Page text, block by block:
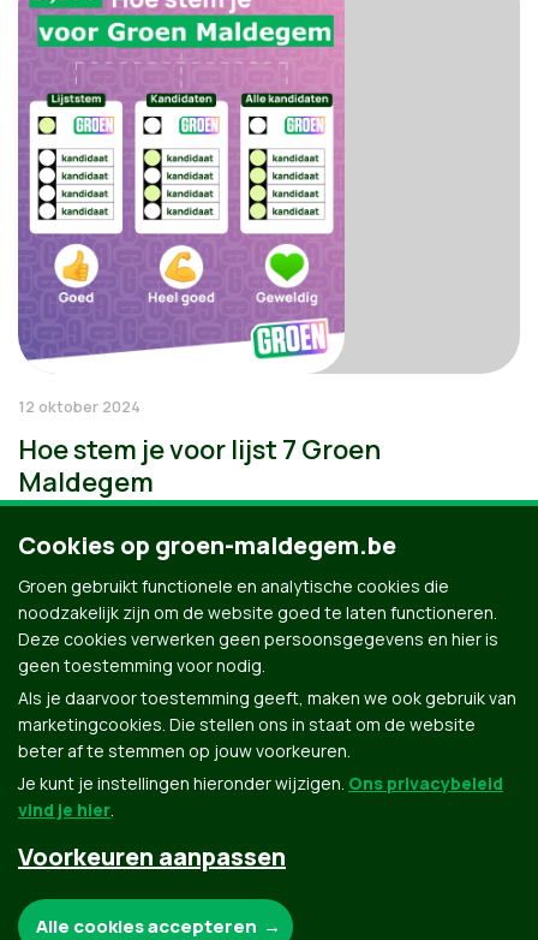
12 oktober 2024
Hoe stem je voor lijst 7 Groen
Maldegem
Groen.be
Cookies op groen-maldegem.be
Groen gebruikt functionele en analytische cookies die
noodzakelijk zijn om de website goed te laten functioneren.
Deze cookies verwerken geen persoonsgegevens en hier is
geen toestemming voor nodig.
Als je daarvoor toestemming geeft, maken we ook gebruik van
marketingcookies. Die stellen ons in staat om de website
beter af te stemmen op jouw voorkeuren.
Je kunt je instellingen hieronder wijzigen. Ons privacybeleid
vind je hier.
Voorkeuren aanpassen
Alle cookies accepteren